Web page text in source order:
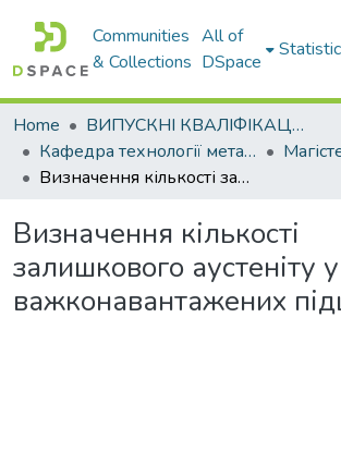
Communities
& Collections
All of
DSpace
Home
ВИПУСКНІ КВАЛІФІКАЦІЙНІ РОБОТИ
Кафедра технології металів та матеріалознавства
Визначення кількості залишкового аустеніту у важконавантажених підшипниках
Визначення кількості
залишкового аустеніту у
важконавантажених